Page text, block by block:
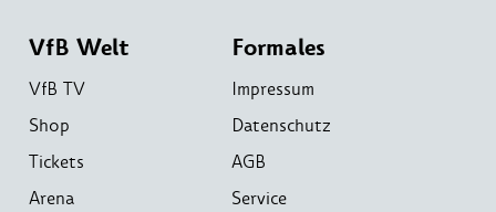
VfB Welt
VfB TV
Shop
Tickets
Arena
Formales
Impressum
Datenschutz
AGB
Service